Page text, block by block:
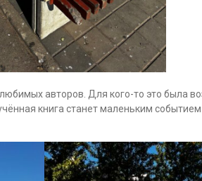
авторов. Для кого-то это была
книга станет маленьким событием